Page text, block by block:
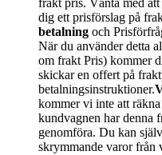
frakt pris. Vänta med
dig ett prisförslag på
betalning och
När du använder detta
om frakt Pris) kommer
skickar en offert på
betalningsinstruktioner.
kommer vi inte att
kundvagnen har denna
genomföra. Du kan
skrymmande varor från